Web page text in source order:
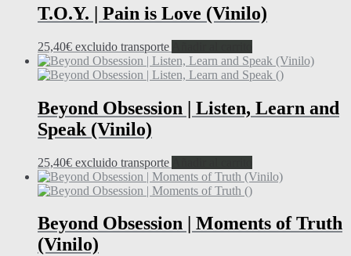
T.O.Y. | Pain is Love (Vinilo)
25,40€ excluido transporte
Beyond Obsession | Listen, Learn and
Speak (Vinilo)
25,40€ excluido transporte
Beyond Obsession | Moments of Truth
(Vinilo)